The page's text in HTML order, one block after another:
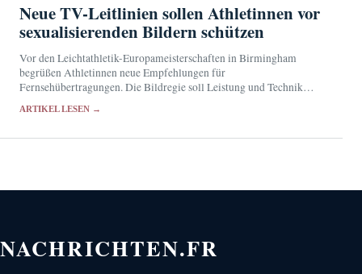
Neue TV-Leitlinien sollen Athletinnen vor
sexualisierenden Bildern schützen
Vor den Leichtathletik-Europameisterschaften in Birmingham
begrüßen Athletinnen neue Empfehlungen für
Fernsehübertragungen. Die Bildregie soll Leistung und Technik
Körper zu reduzieren.
ARTIKEL LESEN →
NACHRICHTEN.FR